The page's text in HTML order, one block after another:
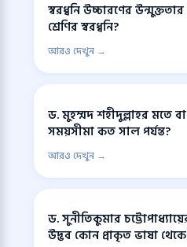
স্বরধ্বনি উচ্চারণের
শ্রেণির স্বরধ্বনি?
আরও দেখুন →
ড. মুহম্মদ শহীদুল্লাহর মতে
সময়সীমা কত সাল পর্যন্ত?
আরও দেখুন →
ড. সুনীতিকুমার
উদ্ভব কোন প্রাকৃত ভাষা